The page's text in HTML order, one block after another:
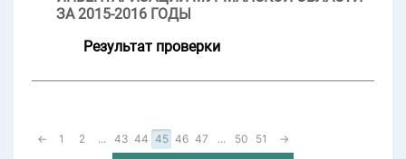
ЗА 2015-2016 ГОДЫ
Результат проверки
← 1 2 ... 43 44 45 46 47 ... 50 51 →